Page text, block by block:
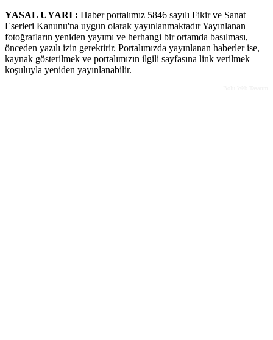
YASAL UYARI : Haber portalımız 5846 sayılı Fikir ve Sanat
Eserleri Kanunu'na uygun olarak yayınlanmaktadır Yayınlanan
fotoğrafların yeniden yayımı ve herhangi bir ortamda basılması,
önceden yazılı izin gerektirir. Portalımızda yayınlanan haberler ise,
kaynak gösterilmek ve portalımızın ilgili sayfasına link verilmek
koşuluyla yeniden yayınlanabilir.